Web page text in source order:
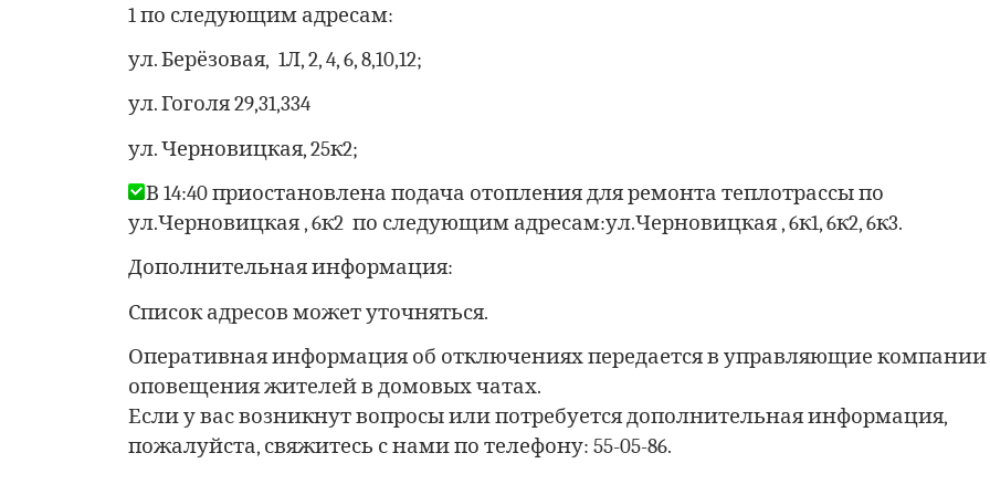
1 по следующим адресам:
ул. Берёзовая, 1Л, 2, 4, 6, 8,10,12;
ул. Гоголя 29,31,334
ул. Черновицкая, 25к2;
В 14:40 приостановлена подача отопления для ремонта теплотрассы по
ул.Черновицкая , 6к2 по следующим адресам:ул.Черновицкая , 6к1, 6к2, 6к3.
Дополнительная информация:
Список адресов может уточняться.
Оперативная информация об отключениях передается в управляющие компании
оповещения жителей в домовых чатах.
Если у вас возникнут вопросы или потребуется дополнительная информация,
пожалуйста, свяжитесь с нами по телефону: 55-05-86.